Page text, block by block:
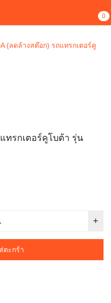
0
(ลดล้างสต๊อก) รถแทรกเตอร์คู
ทรกเตอร์คูโบต้า รุ่น
ตะกร้า